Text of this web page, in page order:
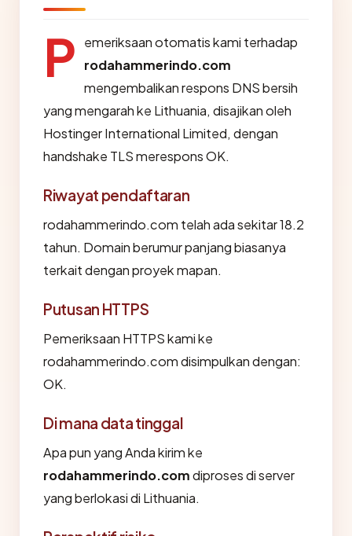
P
emeriksaan otomatis kami terhadap
rodahammerindo.com
mengembalikan respons DNS bersih
yang mengarah ke Lithuania, disajikan oleh
Hostinger International Limited, dengan
handshake TLS merespons OK.
Riwayat pendaftaran
rodahammerindo.com telah ada sekitar 18.2
tahun. Domain berumur panjang biasanya
terkait dengan proyek mapan.
Putusan HTTPS
Pemeriksaan HTTPS kami ke
rodahammerindo.com disimpulkan dengan:
OK.
Di mana data tinggal
Apa pun yang Anda kirim ke
rodahammerindo.comdiproses di server
yang berlokasi di Lithuania.